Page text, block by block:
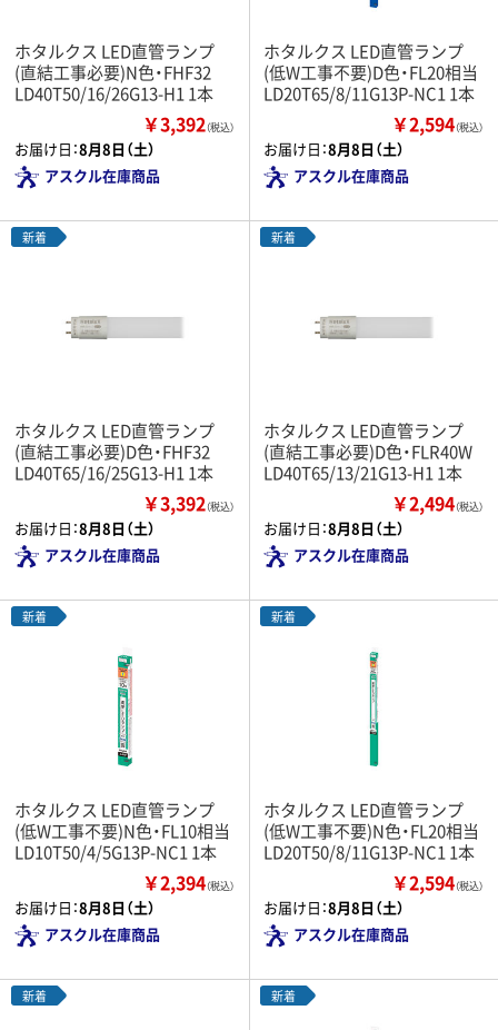
ホタルクス LED直管ランプ
(直結工事必要)N色・FHF32
LD40T50/16/26G13-H1 1本
￥3,392（税込）
お届け日：8月8日（土）
アスクル在庫商品
ホタルクス LED直管ランプ
(低W工事不要)D色・FL20相当
LD20T65/8/11G13P-NC1 1本
￥2,594（税込）
お届け日：8月8日（土）
アスクル在庫商品
新着
ホタルクス LED直管ランプ
(直結工事必要)D色・FHF32
LD40T65/16/25G13-H1 1本
￥3,392（税込）
お届け日：8月8日（土）
アスクル在庫商品
新着
ホタルクス LED直管ランプ
(直結工事必要)D色・FLR40W
LD40T65/13/21G13-H1 1本
￥2,494（税込）
お届け日：8月8日（土）
アスクル在庫商品
新着
ホタルクス LED直管ランプ
(低W工事不要)N色・FL10相当
LD10T50/4/5G13P-NC1 1本
￥2,394（税込）
お届け日：8月8日（土）
アスクル在庫商品
新着
ホタルクス LED直管ランプ
(低W工事不要)N色・FL20相当
LD20T50/8/11G13P-NC1 1本
￥2,594（税込）
お届け日：8月8日（土）
アスクル在庫商品
新着 新着